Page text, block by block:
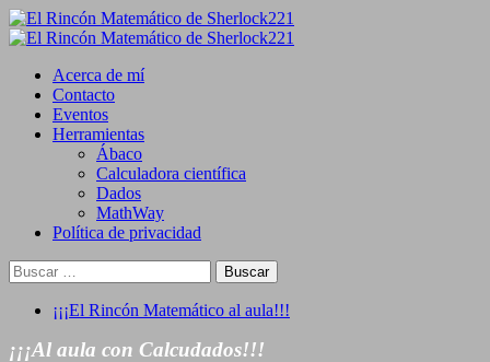
Saltar
al
Primary
Acerca de mí
Contacto
Eventos
Herramientas
Ábaco
Calculadora científica
Dados
MathWay
Política de privacidad
Buscar:
¡¡¡El Rincón Matemático al aula!!!
¡¡¡Al aula con Calcudados!!!